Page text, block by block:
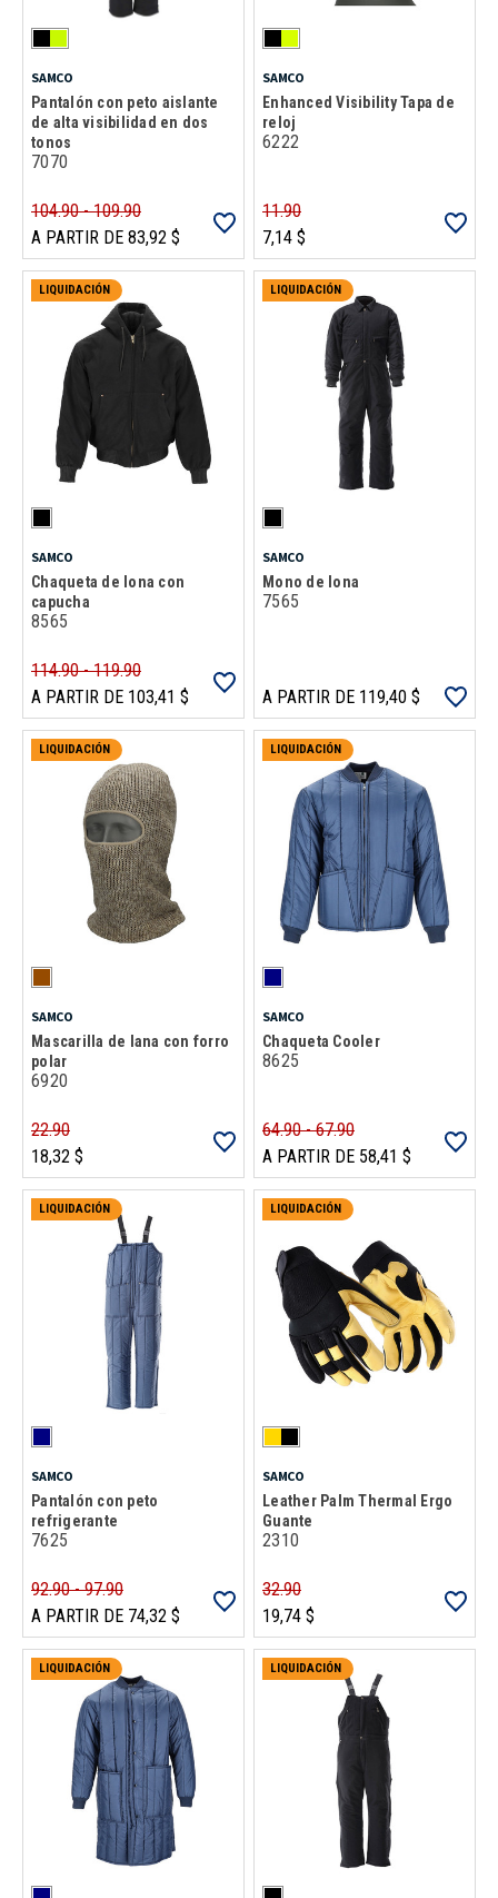
SAMCO
Pantalón con peto aislante
de alta visibilidad en dos
tonos
7070
104.90 - 109.90
A PARTIR DE 83,92 $
SAMCO
Enhanced Visibility Tapa de
reloj
6222
11.90
7,14 $
LIQUIDACIÓN
SAMCO
Chaqueta de lona con
capucha
8565
114.90 - 119.90
A PARTIR DE 103,41 $
LIQUIDACIÓN
SAMCO
Mono de lona
7565
A PARTIR DE 119,40 $
LIQUIDACIÓN
SAMCO
Mascarilla de lana con forro
polar
6920
22.90
18,32 $
LIQUIDACIÓN
SAMCO
Chaqueta Cooler
8625
64.90 - 67.90
A PARTIR DE 58,41 $
LIQUIDACIÓN
SAMCO
Pantalón con peto
refrigerante
7625
92.90 - 97.90
A PARTIR DE 74,32 $
LIQUIDACIÓN
SAMCO
Leather Palm Thermal Ergo
Guante
2310
32.90
19,74 $
LIQUIDACIÓN LIQUIDACIÓN